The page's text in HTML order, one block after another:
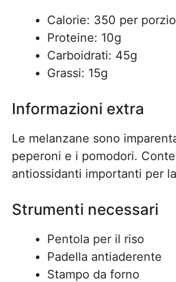
Calorie: 350 per
Proteine: 10g
Carboidrati: 45g
Grassi: 15g
Informazioni extra
Le melanzane sono
peperoni e i pomodori.
antiossidanti importanti per
Strumenti necessari
Pentola per il riso
Padella antiaderente
Stampo da forno